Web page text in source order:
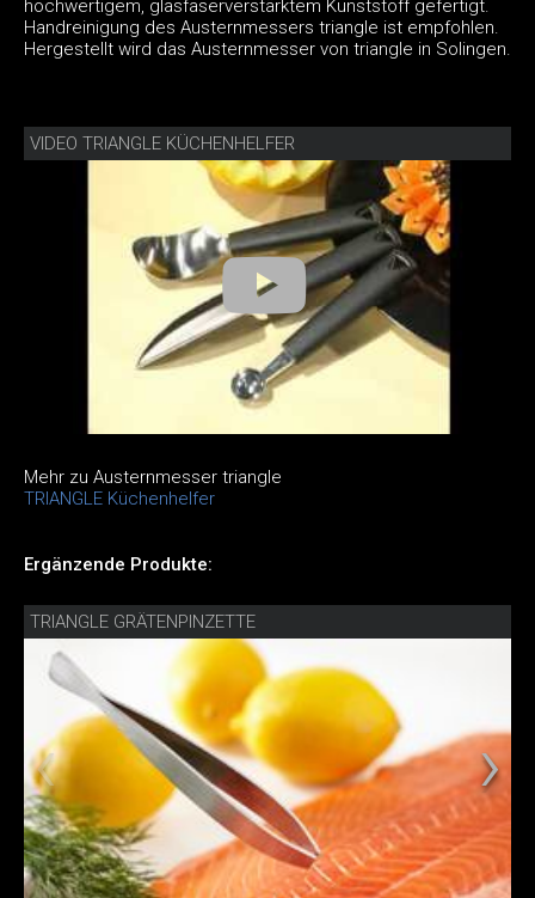
hochwertigem, glasfaserverstärktem Kunststoff gefertigt.
Handreinigung des Austernmessers triangle ist empfohlen.
Hergestellt wird das Austernmesser von triangle in Solingen.
VIDEO TRIANGLE KÜCHENHELFER
Mehr zu Austernmesser triangle
TRIANGLE Küchenhelfer
Ergänzende Produkte:
TRIANGLE GRÄTENPINZETTE